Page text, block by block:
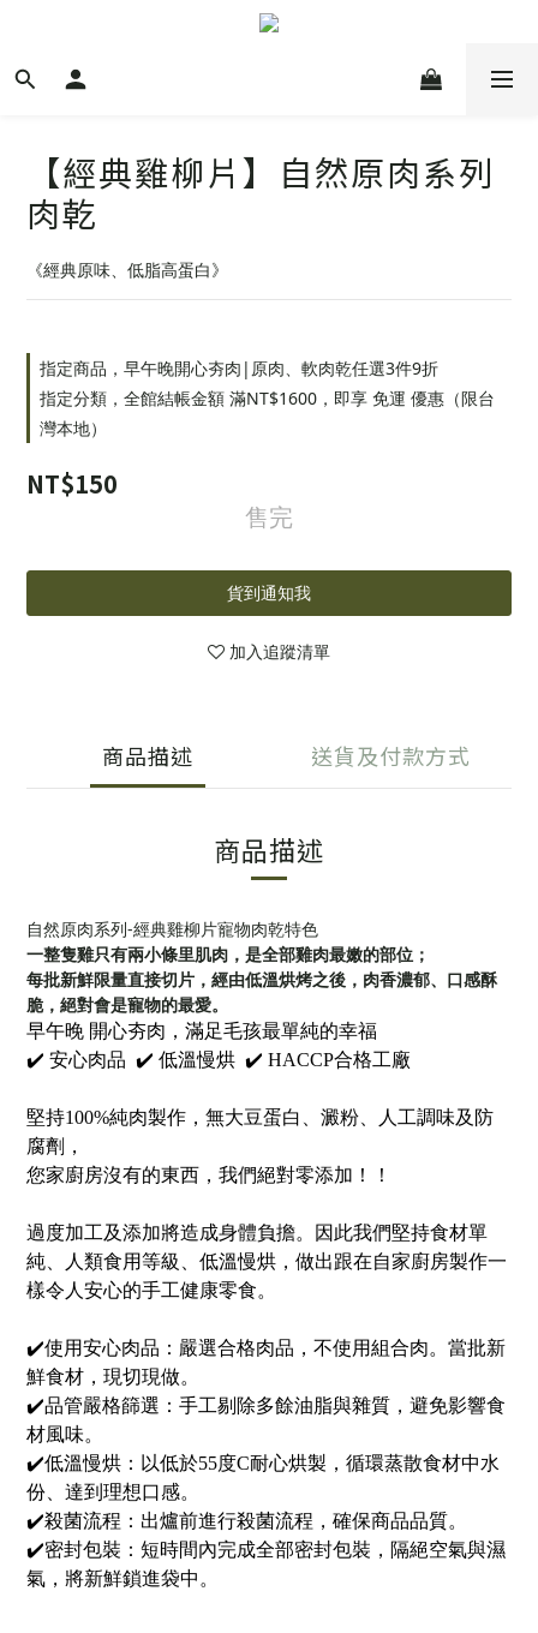
【經典雞柳片】自然原肉系列
肉乾
《經典原味、低脂高蛋白》
指定商品，早午晚開心夯肉|原肉、軟肉乾任選3件9折
指定分類，全館結帳金額 滿NT$1600，即享 免運 優惠（限台
灣本地）
NT$150
售完
貨到通知我
加入追蹤清單
商品描述 送貨及付款方式
商品描述
自然原肉系列-經典雞柳片寵物肉乾特色
一整隻雞只有兩小條里肌肉，是全部雞肉最嫩的部位；
每批新鮮限量直接切片，經由低溫烘烤之後，肉香濃郁、口感酥
脆，絕對會是寵物的最愛。
早午晚 開心夯肉，滿足毛孩最單純的幸福
✔️ 安心肉品 ✔️ 低溫慢烘 ✔️ HACCP合格工廠
堅持100%純肉製作，無大豆蛋白、澱粉、人工調味及防
腐劑，
您家廚房沒有的東西，我們絕對零添加！！
過度加工及添加將造成身體負擔。因此我們堅持食材單
純、人類食用等級、低溫慢烘，做出跟在自家廚房製作一
樣令人安心的手工健康零食。
✔️使用安心肉品：嚴選合格肉品，不使用組合肉。當批新
鮮食材，現切現做。
✔️品管嚴格篩選：手工剔除多餘油脂與雜質，避免影響食
材風味。
✔️低溫慢烘：以低於55度C耐心烘製，循環蒸散食材中水
份、達到理想口感。
✔️殺菌流程：出爐前進行殺菌流程，確保商品品質。
✔️密封包裝：短時間內完成全部密封包裝，隔絕空氣與濕
氣，將新鮮鎖進袋中。